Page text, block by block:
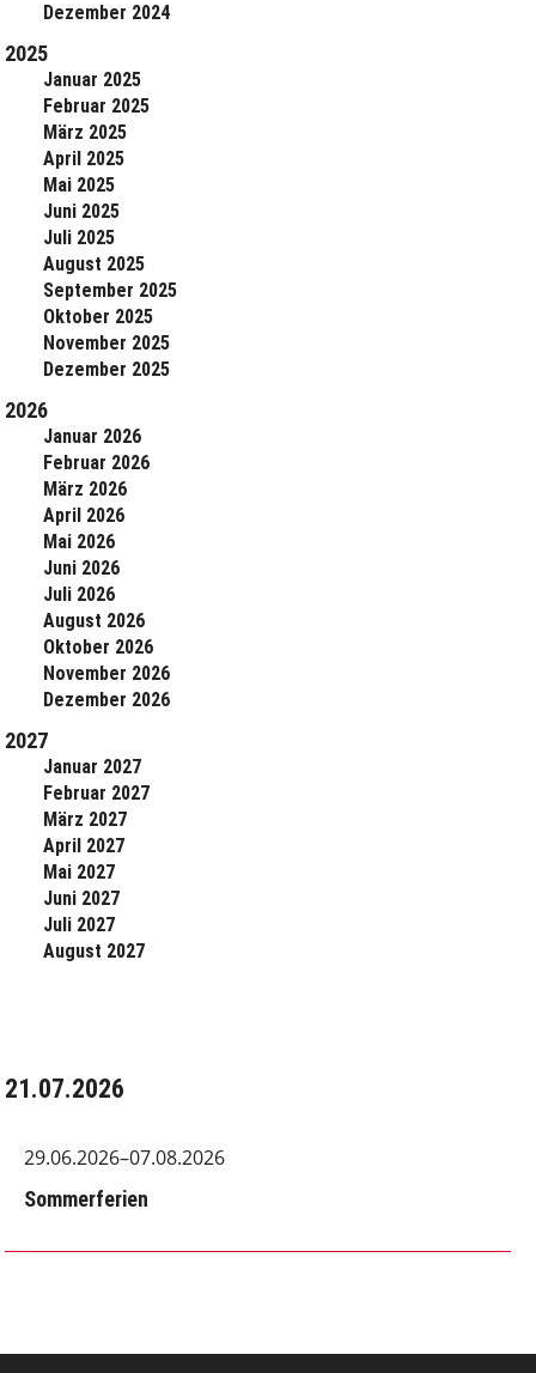
Dezember 2024
2025
Januar 2025
Februar 2025
März 2025
April 2025
Mai 2025
Juni 2025
Juli 2025
August 2025
September 2025
Oktober 2025
November 2025
Dezember 2025
2026
Januar 2026
Februar 2026
März 2026
April 2026
Mai 2026
Juni 2026
Juli 2026
August 2026
Oktober 2026
November 2026
Dezember 2026
2027
Januar 2027
Februar 2027
März 2027
April 2027
Mai 2027
Juni 2027
Juli 2027
August 2027
21.07.2026
29.06.2026–07.08.2026
Sommerferien